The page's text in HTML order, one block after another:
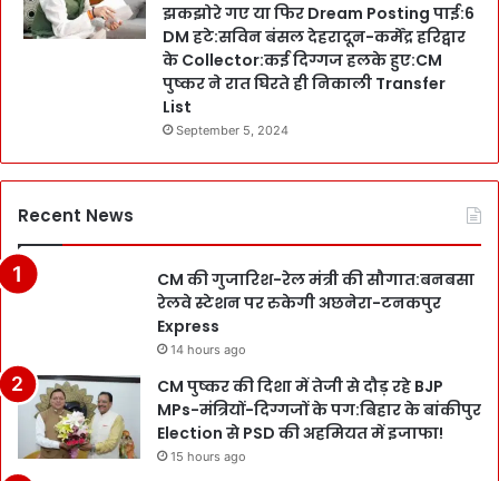
झकझोरे गए या फिर Dream Posting पाई:6
DM हटे:सविन बंसल देहरादून-कर्मेंद्र हरिद्वार
के Collector:कई दिग्गज हलके हुए:CM
पुष्कर ने रात घिरते ही निकाली Transfer
List
September 5, 2024
Recent News
CM की गुजारिश-रेल मंत्री की सौगात:बनबसा
रेलवे स्टेशन पर रुकेगी अछनेरा-टनकपुर
Express
14 hours ago
CM पुष्कर की दिशा में तेजी से दौड़ रहे BJP
MPs-मंत्रियों-दिग्गजों के पग:बिहार के बांकीपुर
Election से PSD की अहमियत में इजाफा!
15 hours ago